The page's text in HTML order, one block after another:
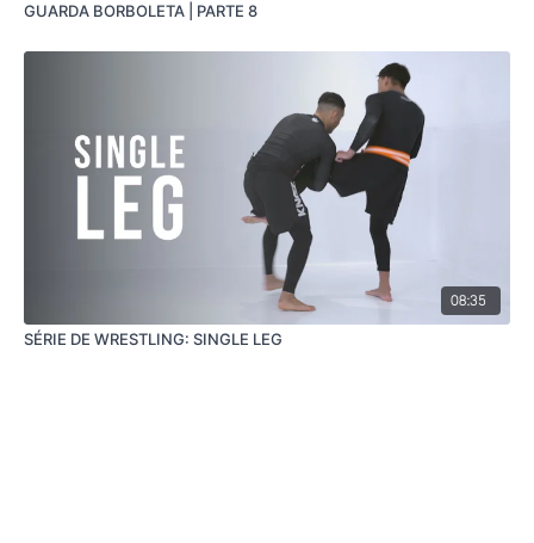
GUARDA BORBOLETA | PARTE 8
08:35
SÉRIE DE WRESTLING: SINGLE LEG